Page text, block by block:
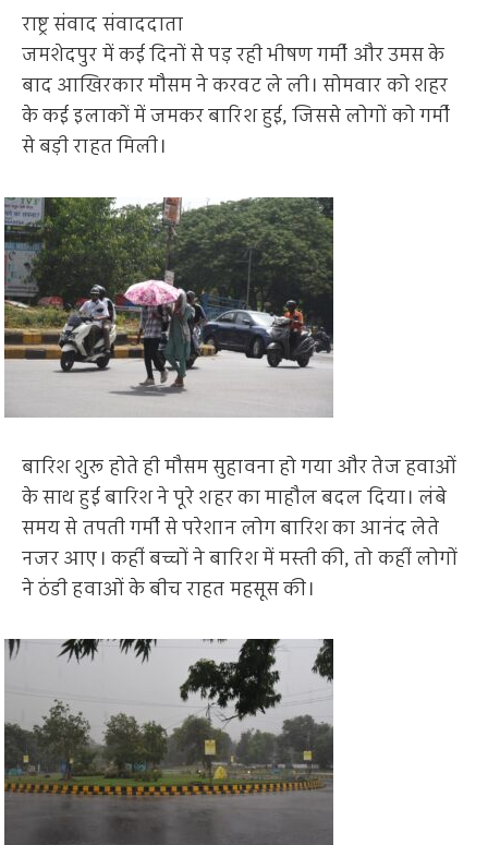
राष्ट्र संवाद संवाददाता
जमशेदपुर में कई दिनों से पड़ रही भीषण गर्मी और उमस के
बाद आखिरकार मौसम ने करवट ले ली। सोमवार को शहर
के कई इलाकों में जमकर बारिश हुई, जिससे लोगों को गर्मी
से बड़ी राहत मिली।
बारिश शुरू होते ही मौसम सुहावना हो गया और तेज हवाओं
के साथ हुई बारिश ने पूरे शहर का माहौल बदल दिया। लंबे
समय से तपती गर्मी से परेशान लोग बारिश का आनंद लेते
नजर आए। कहीं बच्चों ने बारिश में मस्ती की, तो कहीं लोगों
ने ठंडी हवाओं के बीच राहत महसूस की।